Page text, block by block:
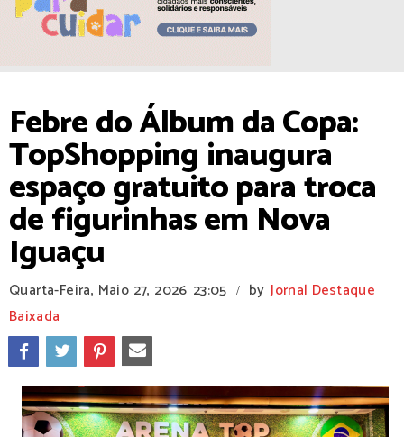
Febre do Álbum da Copa:
TopShopping inaugura
espaço gratuito para troca
de figurinhas em Nova
Iguaçu
Quarta-Feira, Maio 27, 2026 23:05 / by Jornal Destaque
Baixada